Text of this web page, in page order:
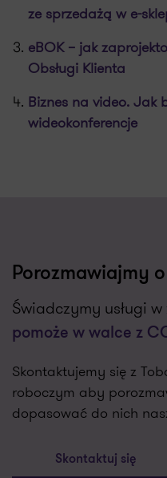
ze sprzedażą w e-
eBOK – jak
Obsługi Klienta
Biznes na video. Jak
wideokonferencje
Porozmawiajmy
Świadczymy usługi
pomoże w walce z
Skontaktujemy się z
roboczym aby
dopasować do nich
Skontaktuj się